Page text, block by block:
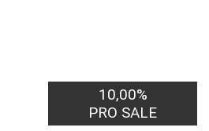
10,00%
PRO SALE